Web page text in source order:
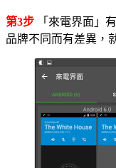
第3步 「來電界面」
品牌不同而有差異，